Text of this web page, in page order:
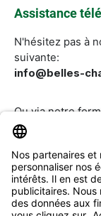
Assistance
N'hésitez pas à
suivante:
info@belles-
Ou via notre
Révoquer
Aide & Contact